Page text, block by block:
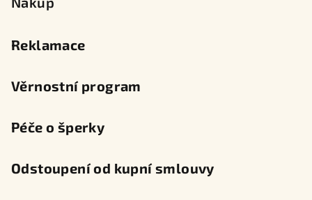
Reklamace
Věrnostní program
Péče o šperky
Odstoupení od kupní smlouvy